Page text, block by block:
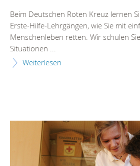
Beim Deutschen Roten Kreuz lernen
Erste-Hilfe-Lehrgängen, wie Sie mit
Menschenleben retten. Wir schulen
Situationen ...
Weiterlesen